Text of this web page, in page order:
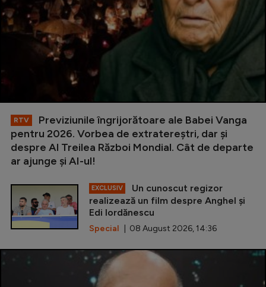
RTV
Previziunile îngrijorătoare ale Babei Vanga
pentru 2026. Vorbea de extratereștri, dar și
despre Al Treilea Război Mondial. Cât de departe
ar ajunge și AI-ul!
EXCLUSIV
Un cunoscut regizor
realizează un film despre Anghel și
Edi Iordănescu
Special | 08 August 2026, 14:36